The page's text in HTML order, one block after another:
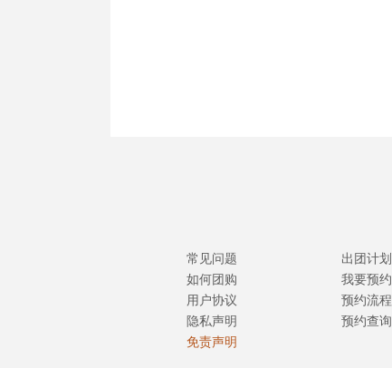
常见问题
如何团购
用户协议
隐私声明
免责声明
出团计划
我要预约
预约流程
预约查询